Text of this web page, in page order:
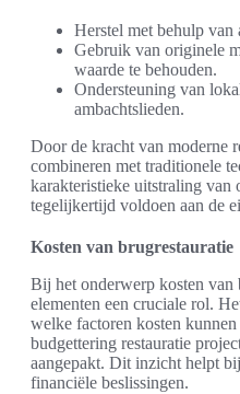
Herstel met behulp
Gebruik van originele
waarde te behouden.
Ondersteuning van
ambachtslieden.
Door de kracht van moderne
combineren met traditionele
karakteristieke uitstraling van
tegelijkertijd voldoen aan de
Kosten van brugrestauratie
Bij het onderwerp kosten van
elementen een cruciale rol.
welke factoren kosten
budgettering restauratie
aangepakt. Dit inzicht helpt
financiële beslissingen.